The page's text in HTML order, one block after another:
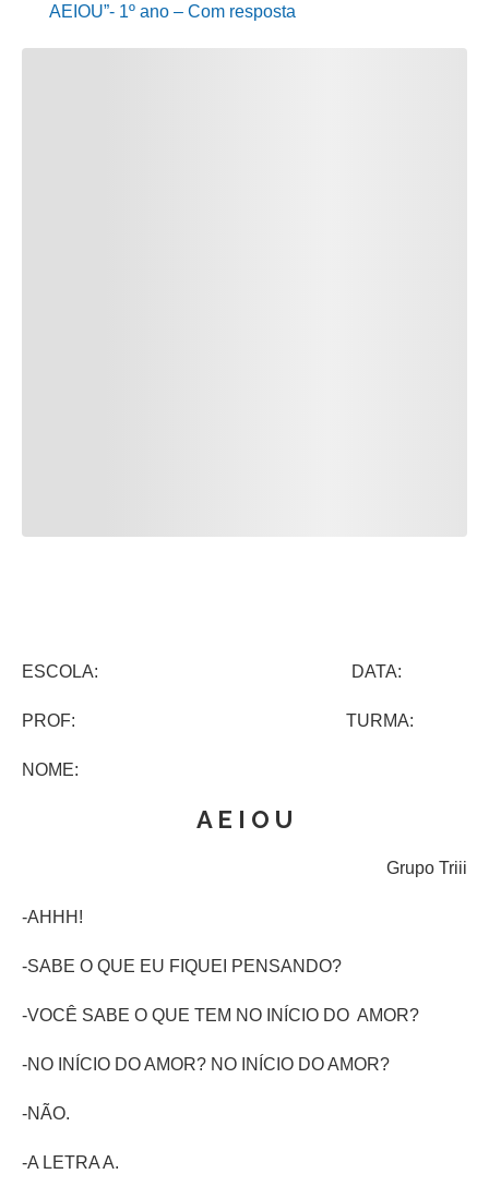
AEIOU”- 1º ano – Com resposta
ESCOLA: DATA:
PROF: TURMA:
NOME:
A E I O U
Grupo Triii
-AHHH!
-SABE O QUE EU FIQUEI PENSANDO?
-VOCÊ SABE O QUE TEM NO INÍCIO DO AMOR?
-NO INÍCIO DO AMOR? NO INÍCIO DO AMOR?
-NÃO.
-A LETRA A.